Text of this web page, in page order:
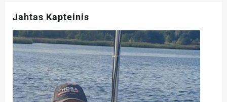
Jahtas Kapteinis